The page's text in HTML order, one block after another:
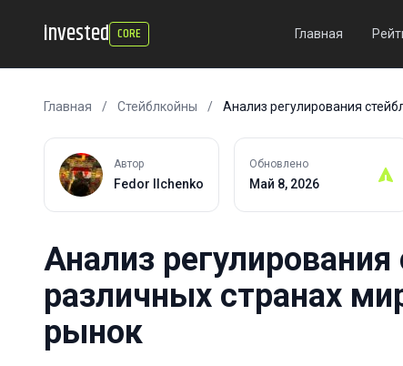
invested CORE Главная
Главная / Стейблкойны / Анализ регулирования
Автор
Fedor Ilchenko
Обновлено
Май 8, 2026
Анализ
различных странах
рынок